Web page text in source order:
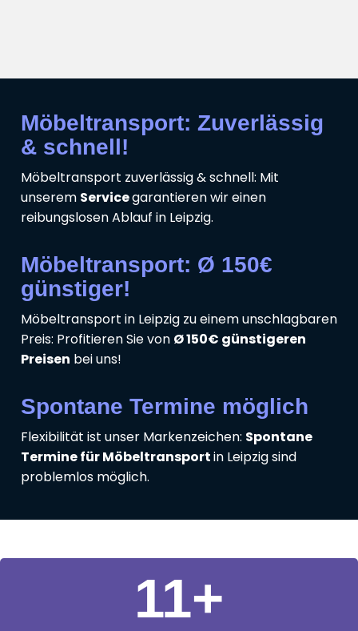
Möbeltransport: Zuverlässig
& schnell!
Möbeltransport zuverlässig & schnell: Mit
unserem Servicegarantieren wir einen
reibungslosen Ablauf in Leipzig.
Möbeltransport: Ø 150€
günstiger!
Möbeltransport in Leipzig zu einem unschlagbaren
Preis: Profitieren Sie von Ø 150€ günstigeren
Preisen bei uns!
Spontane Termine möglich
Flexibilität ist unser Markenzeichen: Spontane
Termine für Möbeltransportin Leipzig sind
problemlos möglich.
11+